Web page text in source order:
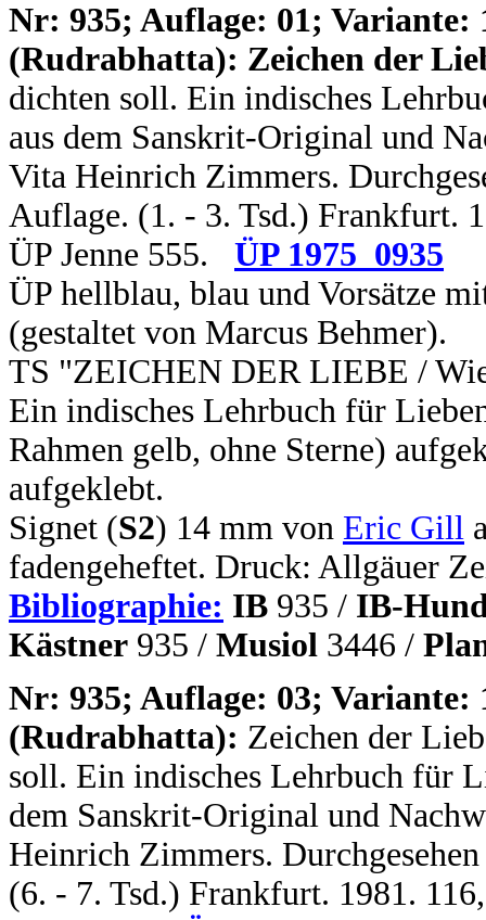
Nr: 935; Auflage: 01; Variante:
(Rudrabhatta): Zeichen der
dichten soll. Ein indisches
aus dem Sanskrit-Original und
Vita Heinrich Zimmers.
Auflage. (1. - 3. Tsd.) Frankfurt.
ÜP Jenne 555. ÜP 1975_0935
ÜP hellblau, blau und Vorsätze
(gestaltet von Marcus Behmer).
TS "ZEICHEN DER LIEBE /
Ein indisches Lehrbuch für
Rahmen gelb, ohne Sterne)
aufgeklebt.
Signet (S2) 14 mm von Eric Gill
fadengeheftet. Druck: Allgäuer
Bibliographie: IB 935 / IB-
Kästner 935 / Musiol 3446 /
Nr: 935; Auflage: 03; Variante:
(Rudrabhatta): Zeichen der
soll. Ein indisches Lehrbuch für
dem Sanskrit-Original und
Heinrich Zimmers.
(6. - 7. Tsd.) Frankfurt. 1981.